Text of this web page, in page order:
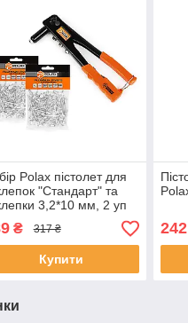
Polax пістолет для
"Стандарт" та
3,2*10 мм, 2 уп
05)
₴ 317 ₴
Купити